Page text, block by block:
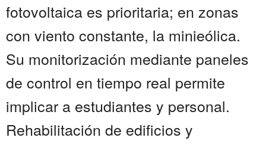
fotovoltaica es prioritaria; en zonas
con viento constante, la minieólica.
Su monitorización mediante paneles
de control en tiempo real permite
implicar a estudiantes y personal.
Rehabilitación de edificios y